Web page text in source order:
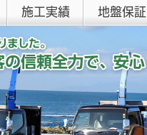
施工実績 地盤保証